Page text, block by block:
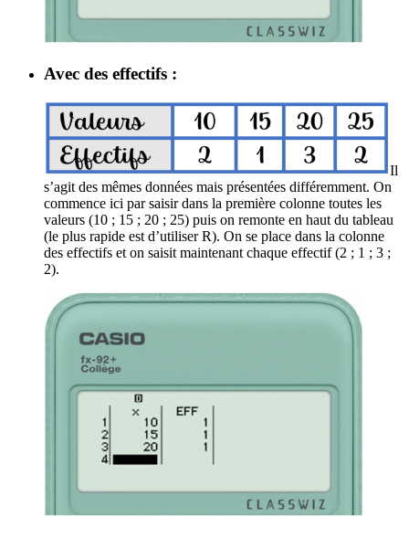
Avec des effectifs :
Il
s’agit des mêmes données mais présentées différemment. On
commence ici par saisir dans la première colonne toutes les
valeurs (10 ; 15 ; 20 ; 25) puis on remonte en haut du tableau
(le plus rapide est d’utiliserR). On se place dans la colonne
des effectifs et on saisit maintenant chaque effectif (2 ; 1 ; 3 ;
2).